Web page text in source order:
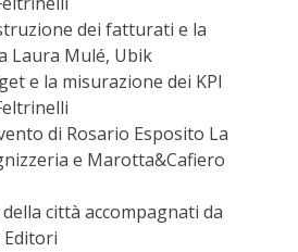
dei fatturati e la
Laura Mulé, Ubik
e la misurazione dei KPI
di Rosario Esposito La
e Marotta&Cafiero
città accompagnati da
Editori